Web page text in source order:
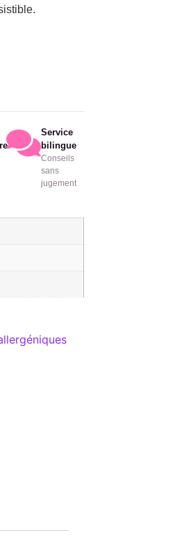
Service
bilingue
Conseils
sans
jugement